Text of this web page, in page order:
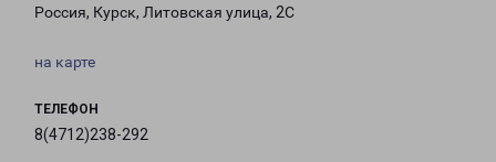
Россия, Курск, Литовская улица, 2С
на карте
ТЕЛЕФОН
8(4712)238-292